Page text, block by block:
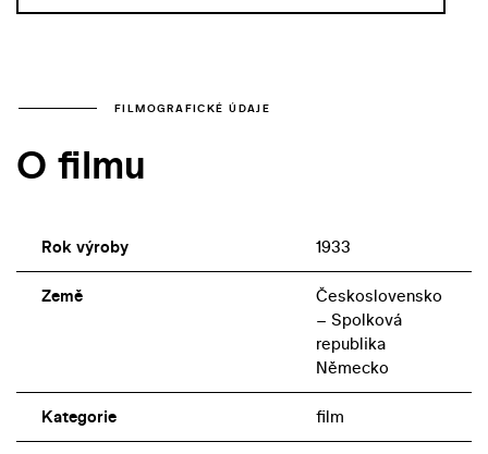
FILMOGRAFICKÉ ÚDAJE
O filmu
Rok výroby 1933
Země
Československo
– Spolková
republika
Německo
Kategorie film